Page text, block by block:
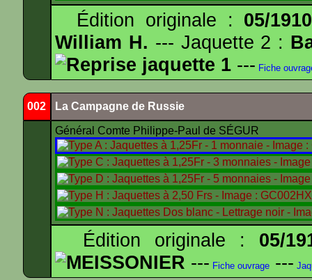
Édition originale : 05/1910
William H. --- Jaquette 2 :
Reprise jaquette 1 --- Fiche
002 La Campagne de Russie
Général Comte Philippe-Paul de SÉGUR
Édition originale : 05/
MEISSONIER --- Fiche ouvrage ---